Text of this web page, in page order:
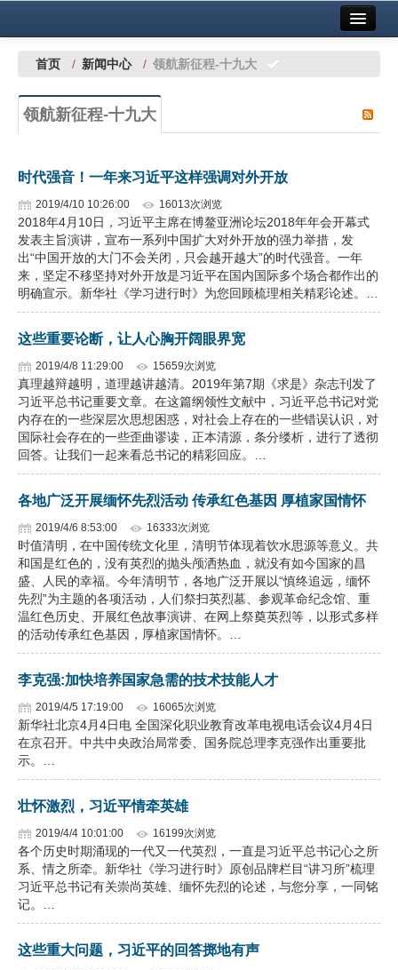
中国有色金属报社主办 广告服务
铜镍铅锌
稀有稀土
有色市场
科技
镁钛
地矿 建设
党建工作
企业文化
《资源再生》杂志
行情报价
数字报
首页 / 新闻中心 / 领航新征程-十九大
领航新征程-十九大
时代强音！一年来习近平这样强调对外开放
2019/4/10 10:26:00 16013次浏览
2018年4月10日，习近平主席在博鳌亚洲论坛2018年年会开幕式
发表主旨演讲，宣布一系列中国扩大对外开放的强力举措，发
出“中国开放的大门不会关闭，只会越开越大”的时代强音。一年
来，坚定不移坚持对外开放是习近平在国内国际多个场合都作出的
明确宣示。新华社《学习进行时》为您回顾梳理相关精彩论述。…
这些重要论断，让人心胸开阔眼界宽
2019/4/8 11:29:00 15659次浏览
真理越辩越明，道理越讲越清。2019年第7期《求是》杂志刊发了
习近平总书记重要文章。在这篇纲领性文献中，习近平总书记对党
内存在的一些深层次思想困惑，对社会上存在的一些错误认识，对
国际社会存在的一些歪曲谬读，正本清源，条分缕析，进行了透彻
回答。让我们一起来看总书记的精彩回应。…
各地广泛开展缅怀先烈活动 传承红色基因 厚植家国情怀
2019/4/6 8:53:00 16333次浏览
时值清明，在中国传统文化里，清明节体现着饮水思源等意义。共
和国是红色的，没有英烈的抛头颅洒热血，就没有如今国家的昌
盛、人民的幸福。今年清明节，各地广泛开展以“慎终追远，缅怀
先烈”为主题的各项活动，人们祭扫英烈墓、参观革命纪念馆、重
温红色历史、开展红色故事演讲、在网上祭奠英烈等，以形式多样
的活动传承红色基因，厚植家国情怀。…
李克强:加快培养国家急需的技术技能人才
2019/4/5 17:19:00 16065次浏览
新华社北京4月4日电 全国深化职业教育改革电视电话会议4月4日
在京召开。中共中央政治局常委、国务院总理李克强作出重要批
示。…
壮怀激烈，习近平情牵英雄
2019/4/4 10:01:00 16199次浏览
各个历史时期涌现的一代又一代英烈，一直是习近平总书记心之所
系、情之所牵。新华社《学习进行时》原创品牌栏目“讲习所”梳理
习近平总书记有关崇尚英雄、缅怀先烈的论述，与您分享，一同铭
记。…
这些重大问题，习近平的回答掷地有声